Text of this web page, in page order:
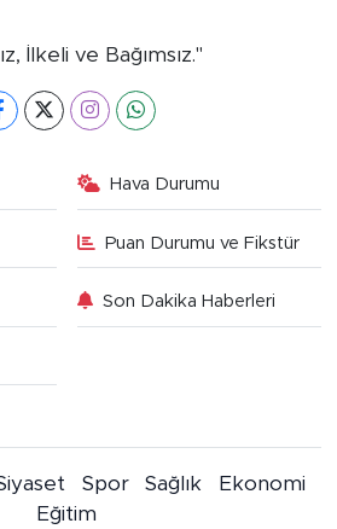
İlkeli ve Bağımsız."
Hava Durumu
Puan Durumu ve Fikstür
Son Dakika Haberleri
Spor Sağlık
Ekonomi
Eğitim